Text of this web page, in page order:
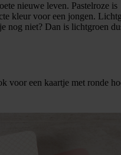
nieuwe leven. Pastelroze is
kleur voor een jongen.
nog niet? Dan is lichtgroen
voor een kaartje met ronde